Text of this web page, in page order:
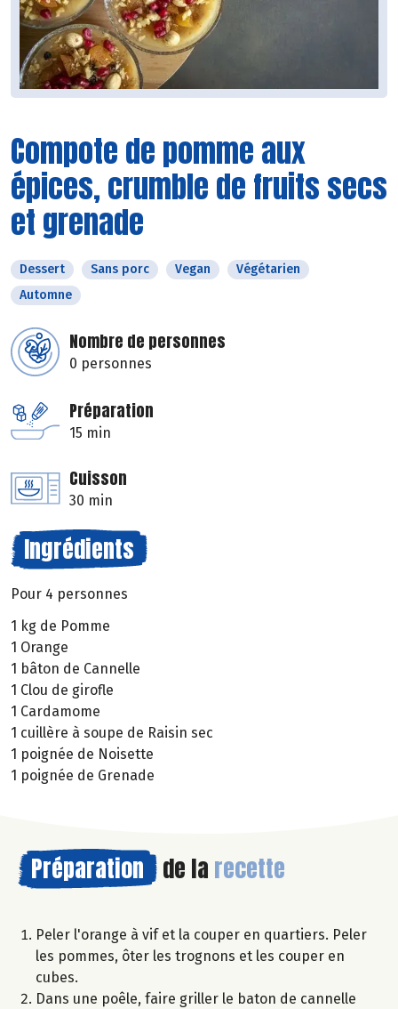
Compote de pomme aux
épices, crumble de fruits secs
et grenade
Dessert Sans porc Vegan
Végétarien
Automne
Nombre de personnes
0 personnes
Préparation
15 min
Cuisson
30 min
Ingrédients
Pour 4 personnes
1 kg de Pomme
1 Orange
1 bâton de Cannelle
1 Clou de girofle
1 Cardamome
1 cuillère à soupe de Raisin sec
1 poignée de Noisette
1 poignée de Grenade
Préparation de la recette
Peler l'orange à vif et la couper en quartiers. Peler
les pommes, ôter les trognons et les couper en
cubes.
Dans une poêle, faire griller le baton de cannelle